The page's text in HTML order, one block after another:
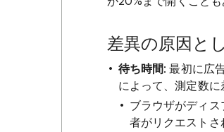
差異の原因と
待ち時間: 最初に広
によって、測定数
ブラウザがディ
者がリクエストさ